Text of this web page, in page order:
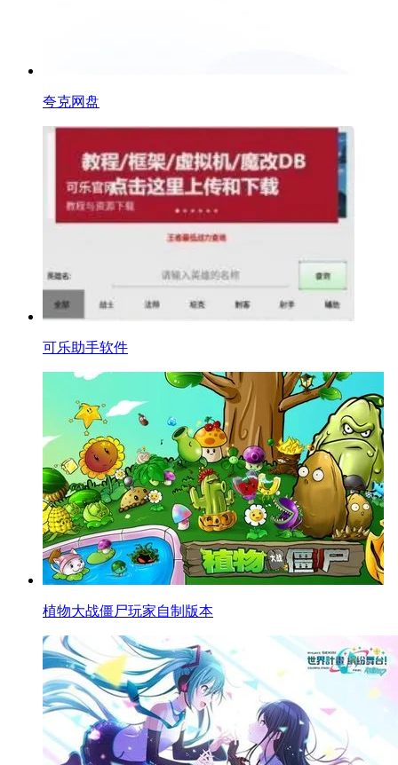
夸克网盘
可乐助手软件
植物大战僵尸玩家自制版本